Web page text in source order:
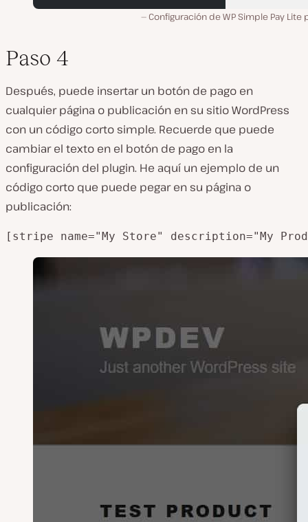
Configuración de WP Simple Pay Lite
Paso 4
Después, puede insertar un botón de pago en
cualquier página o publicación en su sitio WordPress
con un código corto simple. Recuerde que puede
cambiar el texto en el botón de pago en la
configuración del plugin. He aquí un ejemplo de un
código corto que puede pegar en su página o
publicación:
[stripe name="My Store" description="My